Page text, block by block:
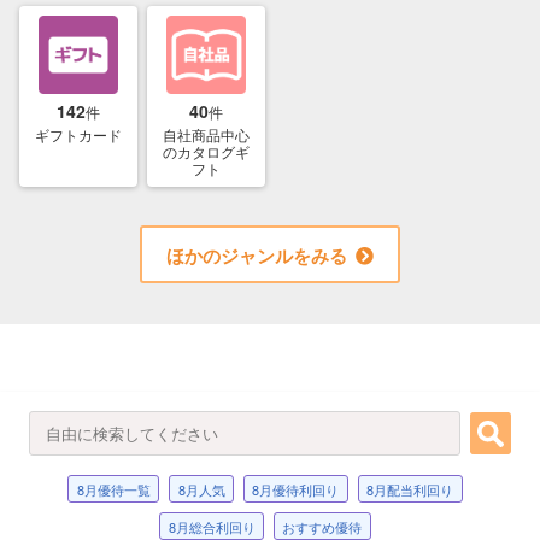
142件
ギフトカード
40件
自社商品中心
のカタログギ
フト
ほかのジャンルをみる
8月優待一覧 8月人気 8月優待利回り
8月配当利回り
8月総合利回り
おすすめ優待